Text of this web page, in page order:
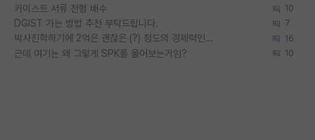
카이스트 서류 전형 배수 10
DGIST 가는 방법 추천 부탁드립니다. 7
박사진학하기에 2억은 괜찮은 (?) 정도의 경제력인가요 16
근데 여기는 왜 그렇게 SPK를 물어보는거임? 10